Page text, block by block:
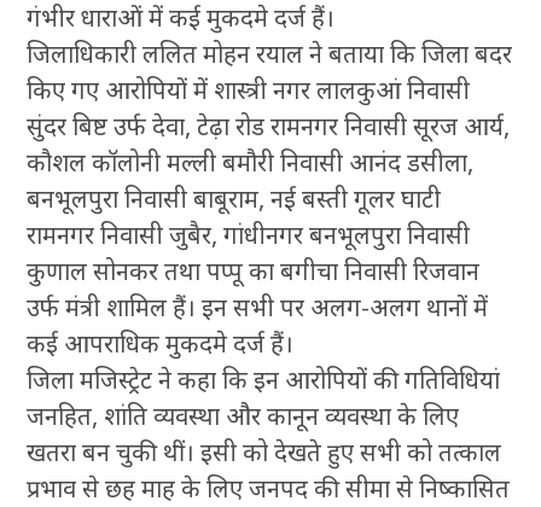
गंभीर धाराओं में कई मुकदमे दर्ज हैं।
जिलाधिकारी ललित मोहन रयाल ने बताया कि जिला बदर
किए गए आरोपियों में शास्त्री नगर लालकुआं निवासी
सुंदर बिष्ट उर्फ देवा, टेढ़ा रोड रामनगर निवासी सूरज आर्य,
कौशल कॉलोनी मल्ली बमौरी निवासी आनंद डसीला,
बनभूलपुरा निवासी बाबूराम, नई बस्ती गूलर घाटी
रामनगर निवासी जुबैर, गांधीनगर बनभूलपुरा निवासी
कुणाल सोनकर तथा पप्पू का बगीचा निवासी रिजवान
उर्फ मंत्री शामिल हैं। इन सभी पर अलग-अलग थानों में
कई आपराधिक मुकदमे दर्ज हैं।
जिला मजिस्ट्रेट ने कहा कि इन आरोपियों की गतिविधियां
जनहित, शांति व्यवस्था और कानून व्यवस्था के लिए
खतरा बन चुकी थीं। इसी को देखते हुए सभी को तत्काल
प्रभाव से छह माह के लिए जनपद की सीमा से निष्कासित